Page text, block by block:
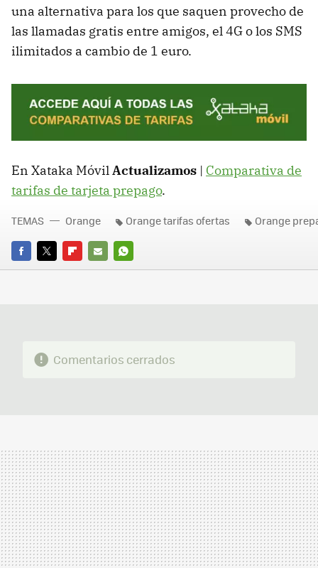
una alternativa para los que saquen provecho de
las llamadas gratis entre amigos, el 4G o los SMS
ilimitados a cambio de 1 euro.
En Xataka MóvilActualizamos | Comparativa de
tarifas de tarjeta prepago.
FACEBOOK
TWITTERFLIPBOARD
E-
WHATSAPP
TEMAS Orange Orange tarifas ofertas Orange
Comentarios cerrados